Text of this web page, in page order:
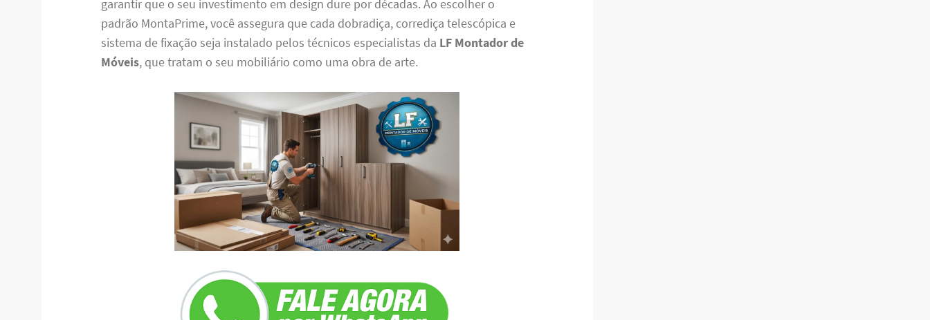
garantir que o seu investimento em design dure por décadas. Ao escolher o
padrão MontaPrime, você assegura que cada dobradiça, corrediça telescópica e
sistema de fixação seja instalado pelos técnicos especialistas da LF Montador de
Móveis, que tratam o seu mobiliário como uma obra de arte.